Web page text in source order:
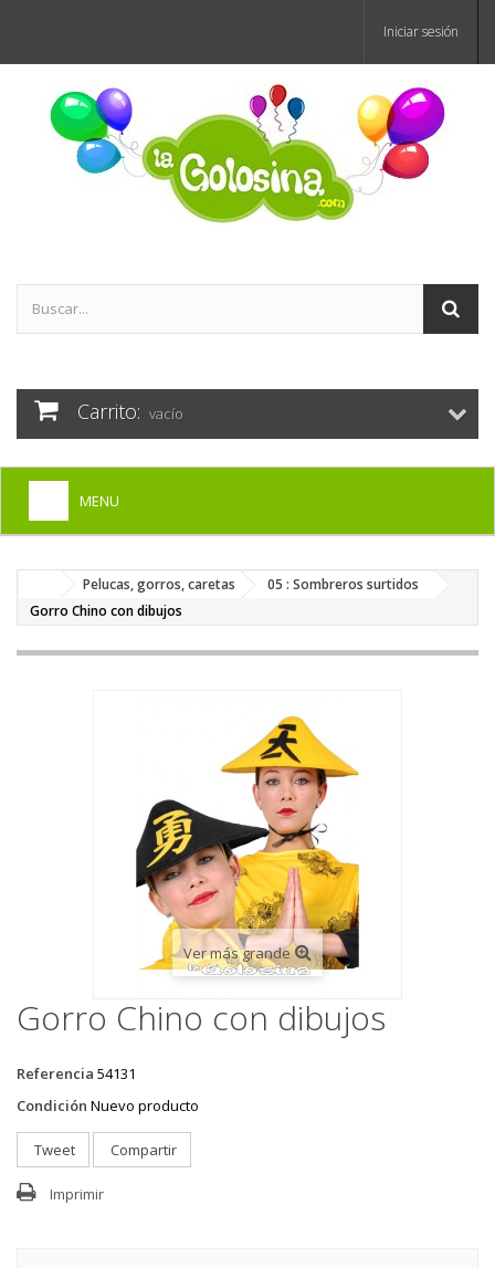
Iniciar sesión
Carrito: vacío
MENU
DISFRACES PARA ADULTOS
+
Pelucas, gorros, caretas
05 : Sombreros surtidos
Gorro Chino con dibujos
Ver más grande
Gorro Chino con dibujos
Referencia 54131
Condición Nuevo producto
Tweet Compartir
Imprimir